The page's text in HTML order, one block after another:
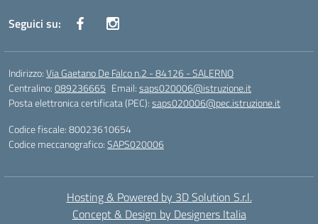
Seguici su:
Indirizzo:Via Gaetano De Falco n.2 - 84126 - SALERNO
Centralino:089236665 Email:saps020006@istruzione.it
Posta elettronica certificata (PEC):saps020006@pec.istruzione.it
Codice fiscale: 80023610654
Codice meccanografico:SAPS020006
Hosting & Powered by 3D Solution S.r.l.
Concept & Design by Designers Italia